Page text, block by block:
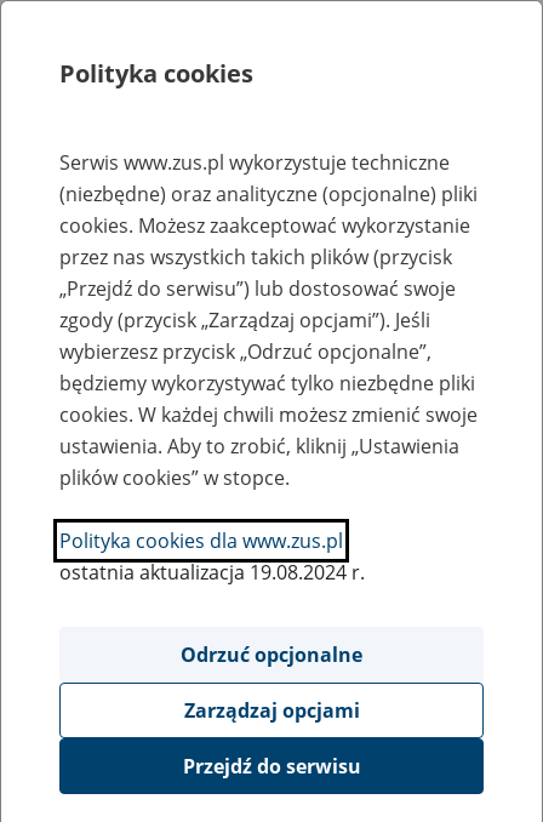
Rejestry, ewidencje i archiwa
Baza zlikwidowanych lub
przekształconych zakładów pracy
Nazwa zakładu pracy:
SZUKAJ
Ukryj wszystkie pozycje bazy
STYROKON Spółka z o.o. w
Polityka cookies
Serwis www.zus.pl wykorzystuje techniczne
(niezbędne) oraz analityczne (opcjonalne) pliki
cookies. Możesz zaakceptować wykorzystanie
przez nas wszystkich takich plików (przycisk
„Przejdź do serwisu”) lub dostosować swoje
zgody (przycisk „Zarządzaj opcjami”). Jeśli
wybierzesz przycisk „Odrzuć opcjonalne”,
będziemy wykorzystywać tylko niezbędne pliki
cookies. W każdej chwili możesz zmienić swoje
ustawienia. Aby to zrobić, kliknij „Ustawienia
plików cookies” w stopce.
Polityka cookies dla www.zus.pl
ostatnia aktualizacja 19.08.2024 r.
Odrzuć opcjonalne
Zarządzaj opcjami
Przejdź do serwisu